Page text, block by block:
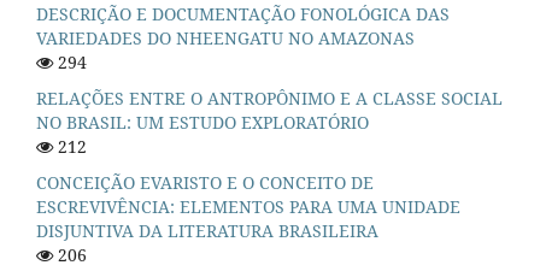
DESCRIÇÃO E DOCUMENTAÇÃO FONOLÓGICA DAS
VARIEDADES DO NHEENGATU NO AMAZONAS
294
RELAÇÕES ENTRE O ANTROPÔNIMO E A CLASSE SOCIAL
NO BRASIL: UM ESTUDO EXPLORATÓRIO
212
CONCEIÇÃO EVARISTO E O CONCEITO DE
ESCREVIVÊNCIA: ELEMENTOS PARA UMA UNIDADE
DISJUNTIVA DA LITERATURA BRASILEIRA
206